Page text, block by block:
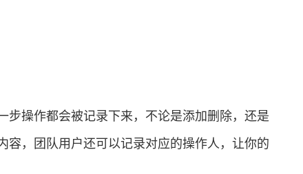
步操作都会被记录下来，不论是添加删除，还是
容，团队用户还可以记录对应的操作人，让你的